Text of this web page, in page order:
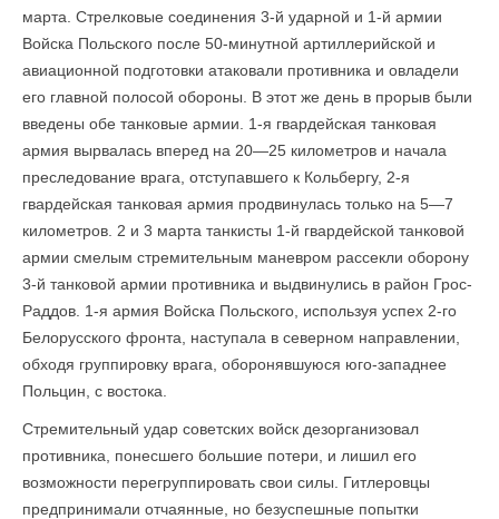
марта. Стрелковые соединения 3-й ударной и 1-й армии
Войска Польского после 50-минутной артиллерийской и
авиационной подготовки атаковали противника и овладели
его главной полосой обороны. В этот же день в прорыв были
введены обе танковые армии. 1-я гвардейская танковая
армия вырвалась вперед на 20—25 километров и начала
преследование врага, отступавшего к Кольбергу, 2-я
гвардейская танковая армия продвинулась только на 5—7
километров. 2 и 3 марта танкисты 1-й гвардейской танковой
армии смелым стремительным маневром рассекли оборону
3-й танковой армии противника и выдвинулись в район Грос-
Раддов. 1-я армия Войска Польского, используя успех 2-го
Белорусского фронта, наступала в северном направлении,
обходя группировку врага, оборонявшуюся юго-западнее
Польцин, с востока.
Стремительный удар советских войск дезорганизовал
противника, понесшего большие потери, и лишил его
возможности перегруппировать свои силы. Гитлеровцы
предпринимали отчаянные, но безуспешные попытки